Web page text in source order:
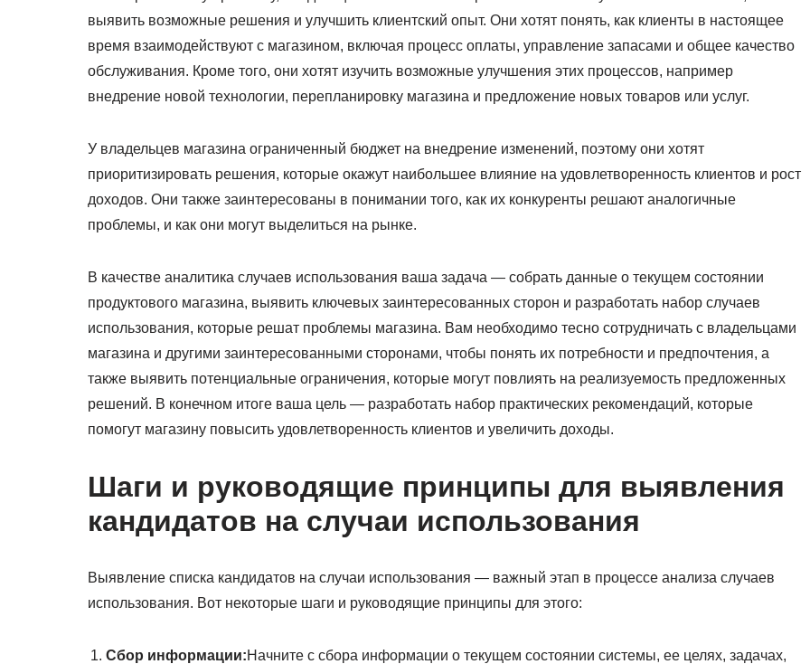
выявить возможные решения и улучшить клиентский опыт. Они хотят понять, как клиенты в настоящее
время взаимодействуют с магазином, включая процесс оплаты, управление запасами и общее качество
обслуживания. Кроме того, они хотят изучить возможные улучшения этих процессов, например
внедрение новой технологии, перепланировку магазина и предложение новых товаров или услуг.
У владельцев магазина ограниченный бюджет на внедрение изменений, поэтому они хотят
приоритизировать решения, которые окажут наибольшее влияние на удовлетворенность клиентов и рост
доходов. Они также заинтересованы в понимании того, как их конкуренты решают аналогичные
проблемы, и как они могут выделиться на рынке.
В качестве аналитика случаев использования ваша задача — собрать данные о текущем состоянии
продуктового магазина, выявить ключевых заинтересованных сторон и разработать набор случаев
использования, которые решат проблемы магазина. Вам необходимо тесно сотрудничать с владельцами
магазина и другими заинтересованными сторонами, чтобы понять их потребности и предпочтения, а
также выявить потенциальные ограничения, которые могут повлиять на реализуемость предложенных
решений. В конечном итоге ваша цель — разработать набор практических рекомендаций, которые
помогут магазину повысить удовлетворенность клиентов и увеличить доходы.
Шаги и руководящие принципы для выявления
кандидатов на случаи использования
Выявление списка кандидатов на случаи использования — важный этап в процессе анализа случаев
использования. Вот некоторые шаги и руководящие принципы для этого:
Сбор информации:Начните с сбора информации о текущем состоянии системы, ее целях, задачах,